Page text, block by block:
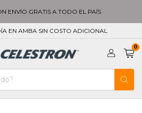
ENVÍO GRATIS A TODO EL PAÍS
EN AMBA SIN COSTO ADICIONAL
0